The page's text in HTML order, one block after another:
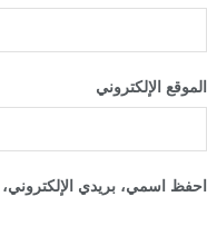
الموقع الإلكتروني
احفظ اسمي، بريدي الإلكتروني،